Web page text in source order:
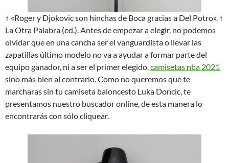
↑ «Roger y Djokovic son hinchas de Boca gracias a Del Potro». ↑
La Otra Palabra (ed.). Antes de empezar a elegir, no podemos
olvidar que en una cancha ser el vanguardista o llevar las
zapatillas último modelo no va a ayudar a formar parte del
equipo ganador, ni a ser el primer elegido,camisetas nba 2021
sino más bien al contrario. Como no queremos que te
marcharas sin tu camiseta baloncesto Luka Doncic, te
presentamos nuestro buscador online, de esta manera lo
encontrarás con sólo cliquear.